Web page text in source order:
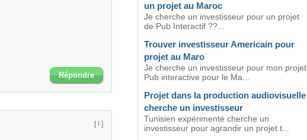
Répondre
[ ! ]
un projet au Maroc
Je cherche un investisseur pour un projet
de Pub Interactif ??...
Trouver investisseur Americain pour
projet au Maro
Je cherche un investisseur pour mon projet
Pub interactive pour le Ma...
Projet dans la production audiovisuelle
cherche un investisseur
Tunisien expérimenté cherche un
investisseur pour agrandir un projet t...